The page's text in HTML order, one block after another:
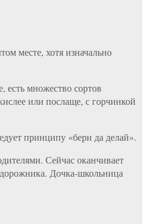
месте, хотя изначально
есть множество сортов
или послаще, с горчинкой
принципу «бери да делай».
Сейчас оканчивает
Дочка-школьница